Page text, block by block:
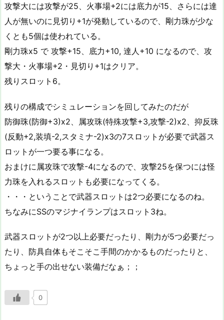
攻撃大には攻撃が25、火事場+2には底力が15、さらには達
人が無いのに見切り+1が発動しているので、剛力珠が少な
くとも5個は使われている。
剛力珠x5 で 攻撃+15、底力+10, 達人+10 になるので、攻
撃大・火事場+2・見切り+1はクリア。
残りスロット6。
残りの構成でシミュレーションを回してみたのだが
防御珠(防御+3)x2、属攻珠(特殊攻撃+3,攻撃-2)x2、抑反珠
(反動+2,装填-2,スタミナ-2)x3の7スロットが必要で武器ス
ロットが一つ要る事になる。
おまけに属攻珠で攻撃-4になるので、攻撃25を保つには怪
力珠を入れるスロットも必要になってくる。
・・・ということで武器スロットは2つ必要になるのね。
ちなみにSSのマジナイランプはスロット3ね。
武器スロットが2つ以上必要だったり、剛力が5つ必要だっ
たり、防具自体もそこそこ手間のかかるものだったりと、
ちょっと手の出せない装備だなぁ；；
0